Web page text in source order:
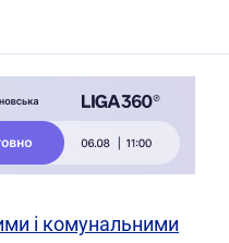
і комунальними